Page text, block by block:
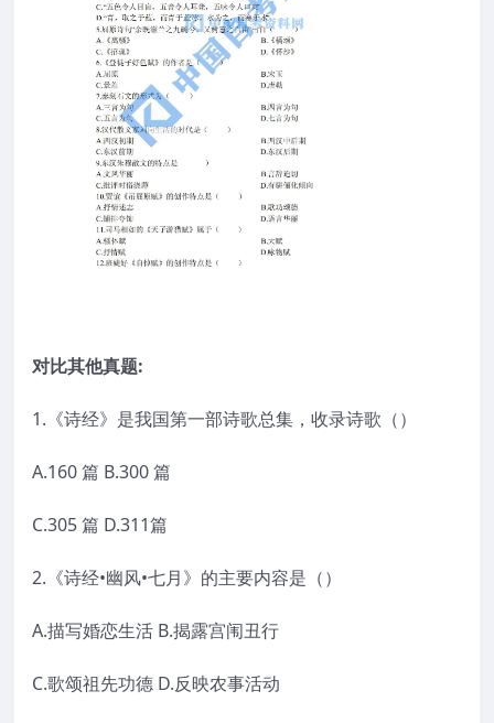
对比其他真题:
1.《诗经》是我国第一部诗歌总集，收录诗歌（）
A.160 篇 B.300 篇
C.305 篇 D.311篇
2.《诗经•幽风•七月》的主要内容是（）
A.描写婚恋生活 B.揭露宫闱丑行
C.歌颂祖先功德 D.反映农事活动